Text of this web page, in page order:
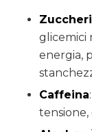
glicemici
energia,
Caffeina